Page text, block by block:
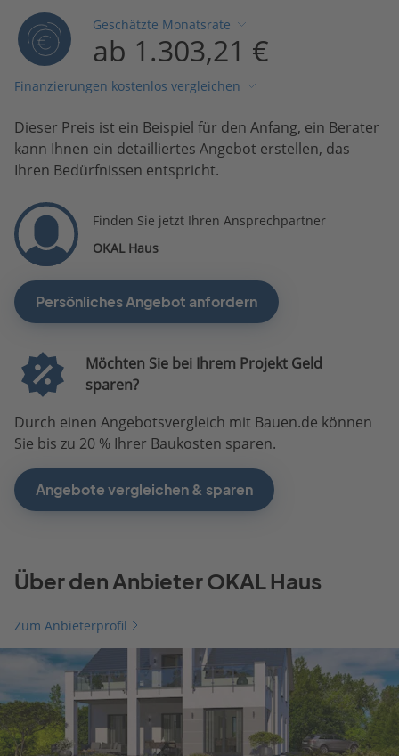
Geschätzte Monatsrate
ab 1.303,21 €
Finanzierungen kostenlos vergleichen
Dieser Preis ist ein Beispiel für den Anfang, ein Berater
kann Ihnen ein detailliertes Angebot erstellen, das
Ihren Bedürfnissen entspricht.
Finden Sie jetzt Ihren Ansprechpartner
OKAL Haus
Persönliches Angebot anfordern
Möchten Sie bei Ihrem Projekt Geld
sparen?
Durch einen Angebotsvergleich mit Bauen.de können
Sie bis zu 20 % Ihrer Baukosten sparen.
Angebote vergleichen & sparen
Über den Anbieter OKAL Haus
Zum Anbieterprofil